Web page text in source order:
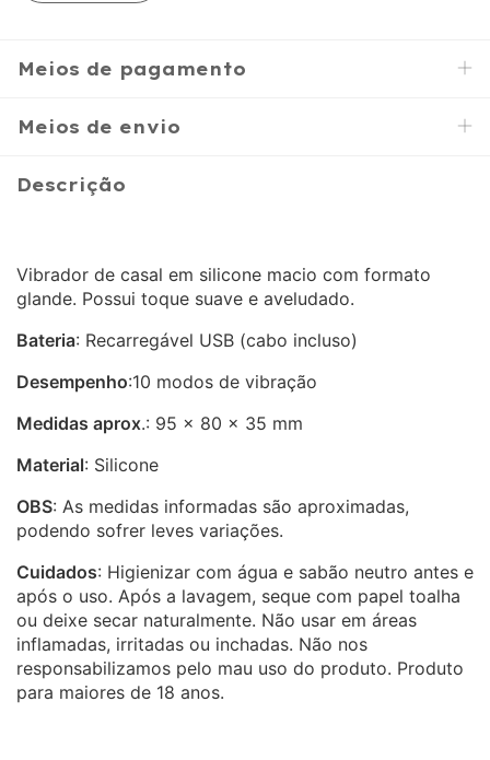
Meios de pagamento
Meios de envio
Descrição
Vibrador de casal em silicone macio com formato
glande. Possui toque suave e aveludado.
Bateria: Recarregável USB (cabo incluso)
Desempenho:10 modos de vibração
Medidas aprox.: 95 x 80 x 35 mm
Material: Silicone
OBS: As medidas informadas são aproximadas,
podendo sofrer leves variações.
Cuidados: Higienizar com água e sabão neutro antes e
após o uso. Após a lavagem, seque com papel toalha
ou deixe secar naturalmente. Não usar em áreas
inflamadas, irritadas ou inchadas. Não nos
responsabilizamos pelo mau uso do produto. Produto
para maiores de 18 anos.